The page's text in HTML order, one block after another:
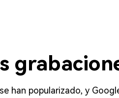
han popularizado, y